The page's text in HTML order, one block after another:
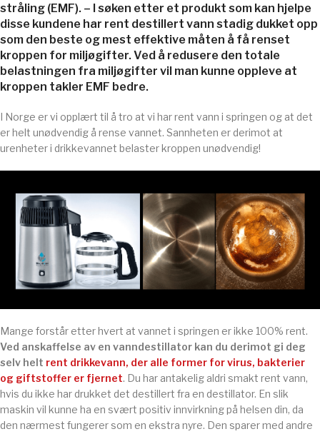
stråling (EMF). – I søken etter et produkt som kan hjelpe
disse kundene har rent destillert vann stadig dukket opp
som den beste og mest effektive måten å få renset
kroppen for miljøgifter. Ved å redusere den totale
belastningen fra miljøgifter vil man kunne oppleve at
kroppen takler EMF bedre.
I Norge er vi opplært til å tro at vi har rent vann i springen og at det
er helt unødvendig å rense vannet. Sannheten er derimot at
urenheter i drikkevannet belaster kroppen unødvendig!
Mange forstår etter hvert at vannet i springen er ikke 100% rent.
Ved anskaffelse av en vanndestillator kan du derimot gi deg
selv helt rent drikkevann, der alle former for virus, bakterier
og giftstoffer er fjernet. Du har antakelig aldri smakt rent vann,
hvis du ikke har drukket det destillert fra en destillator. En slik
maskin vil kunne ha en svært positiv innvirkning på helsen din, da
den nærmest fungerer som en ekstra nyre. Den sparer med andre